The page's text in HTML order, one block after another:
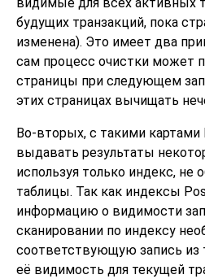
видимые для всех активных
будущих транзакций, пока
изменена). Это имеет два
сам процесс очистки может
страницы при следующем
этих страницах вычищать
Во-вторых, с такими картами
выдавать результаты
используя только индекс, не
таблицы. Так как индексы
информацию о видимости
сканировании по индексу
соответствующую запись из
её видимость для текущей